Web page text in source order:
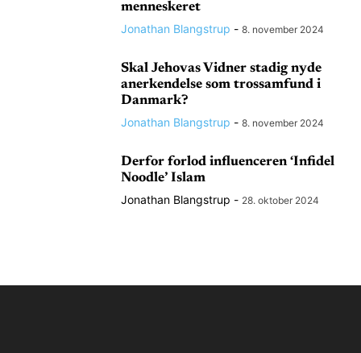
menneskeret
Jonathan Blangstrup - 8. november 2024
Skal Jehovas Vidner stadig nyde
anerkendelse som trossamfund i
Danmark?
Jonathan Blangstrup - 8. november 2024
Derfor forlod influenceren ‘Infidel
Noodle’ Islam
Jonathan Blangstrup - 28. oktober 2024